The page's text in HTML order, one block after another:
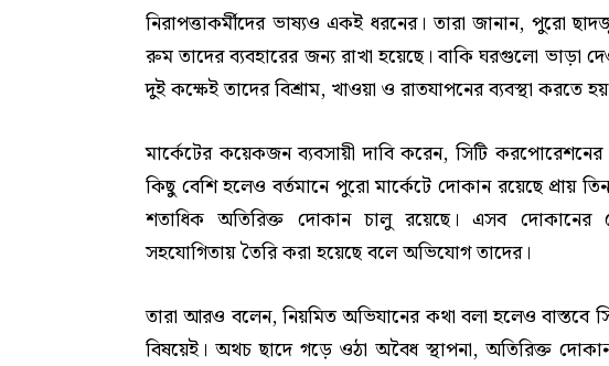
নিরাপত্তাকর্মীদের ভাষ্যও একই ধরনের। তারা জানান, পুরো
রুম তাদের ব্যবহারের জন্য রাখা হয়েছে। বাকি ঘরগুলো ভাড়া
দুই কক্ষেই তাদের বিশ্রাম, খাওয়া ও রাতযাপনের ব্যবস্থা করতে
মার্কেটের কয়েকজন ব্যবসায়ী দাবি করেন, সিটি
কিছু বেশি হলেও বর্তমানে পুরো মার্কেটে দোকান রয়েছে প্রায়
শতাধিক অতিরিক্ত দোকান চালু রয়েছে। এসব দোকানের
সহযোগিতায় তৈরি করা হয়েছে বলে অভিযোগ তাদের।
তারা আরও বলেন, নিয়মিত অভিযানের কথা বলা হলেও বাস্তবে
বিষয়েই। অথচ ছাদে গড়ে ওঠা অবৈধ স্থাপনা, অতিরিক্ত